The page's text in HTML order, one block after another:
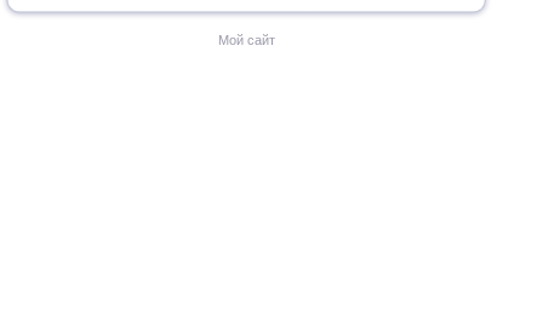
Мой сайт